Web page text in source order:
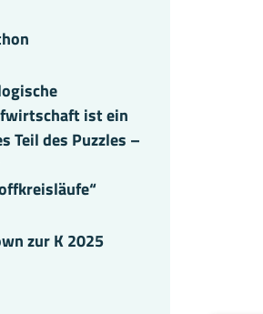
ist ein
Teil des Puzzles –
zur K 2025